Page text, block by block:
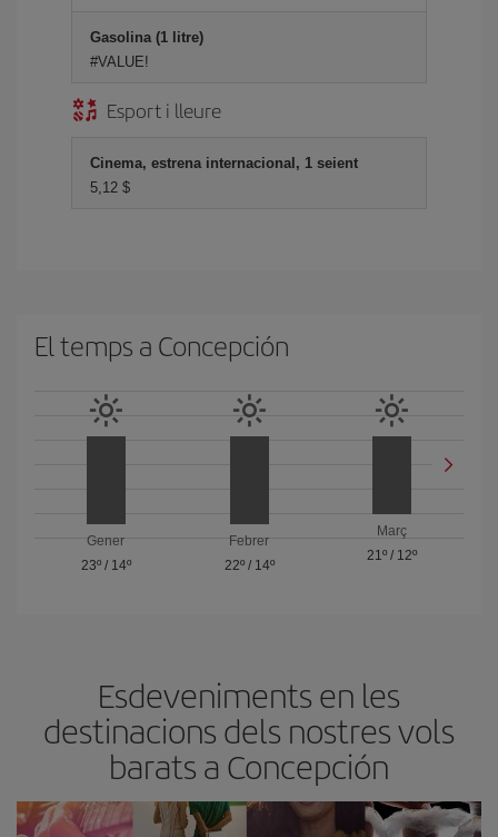
Gasolina (1 litre)
#VALUE!
Esport i lleure
Cinema, estrena internacional, 1 seient
5,12 $
El temps a Concepción
Gener
23º/ 14º
Febrer
22º/ 14º
Març
21º / 12º
Esdeveniments en les
destinacions dels nostres vols
barats a Concepción